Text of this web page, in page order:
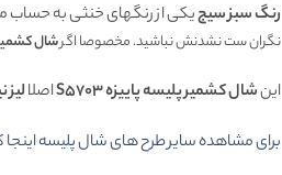
رنگ سبز سیجیکی از رنگهای خنثی به حساب
نگران ست نشدنش نباشید. مخصوصا اگرشال
اینشال کشمیر پلیسه پاییزه S5703 اصلا
برای مشاهده سایر طرح های شال پلیسه اینجا